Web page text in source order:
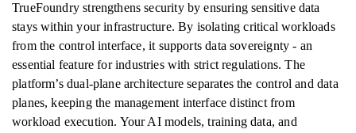
TrueFoundry strengthens security by ensuring sensitive data
stays within your infrastructure. By isolating critical workloads
from the control interface, it supports data sovereignty - an
essential feature for industries with strict regulations. The
platform’s dual-plane architecture separates the control and data
planes, keeping the management interface distinct from
workload execution. Your AI models, training data, and